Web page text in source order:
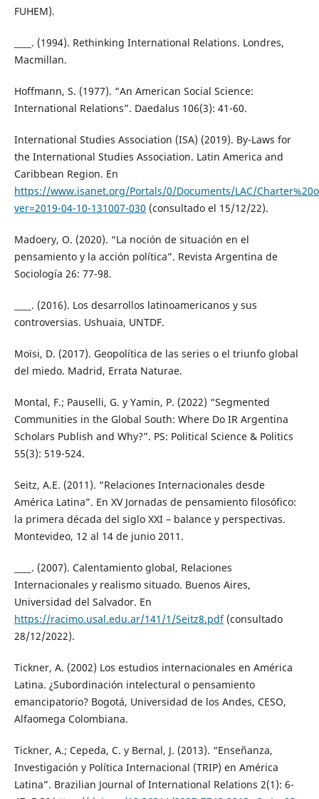
FUHEM).
____. (1994). Rethinking International Relations. Londres,
Macmillan.
Hoffmann, S. (1977). “An American Social Science:
International Relations”. Daedalus 106(3): 41-60.
International Studies Association (ISA) (2019). By-Laws for
the International Studies Association. Latin America and
Caribbean Region. En
https://www.isanet.org/Portals/0/Documents/LAC/
ver=2019-04-10-131007-030 (consultado el 15/12/22).
Madoery, O. (2020). “La noción de situación en el
pensamiento y la acción política”. Revista Argentina de
Sociología 26: 77-98.
____. (2016). Los desarrollos latinoamericanos y sus
controversias. Ushuaia, UNTDF.
Moïsi, D. (2017). Geopolítica de las series o el triunfo global
del miedo. Madrid, Errata Naturae.
Montal, F.; Pauselli, G. y Yamin, P. (2022) “Segmented
Communities in the Global South: Where Do IR Argentina
Scholars Publish and Why?”. PS: Political Science & Politics
55(3): 519-524.
Seitz, A.E. (2011). “Relaciones Internacionales desde
América Latina”. En XV Jornadas de pensamiento filosófico:
la primera década del siglo XXI – balance y perspectivas.
Montevideo, 12 al 14 de junio 2011.
____. (2007). Calentamiento global, Relaciones
Internacionales y realismo situado. Buenos Aires,
Universidad del Salvador. En
https://racimo.usal.edu.ar/141/1/Seitz8.pdf(consultado
28/12/2022).
Tickner, A. (2002) Los estudios internacionales en América
Latina. ¿Subordinación intelectural o pensamiento
emancipatorio? Bogotá, Universidad de los Andes, CESO,
Alfaomega Colombiana.
Tickner, A.; Cepeda, C. y Bernal, J. (2013). “Enseñanza,
Investigación y Política Internacional (TRIP) en América
Latina”. Brazilian Journal of International Relations 2(1): 6-